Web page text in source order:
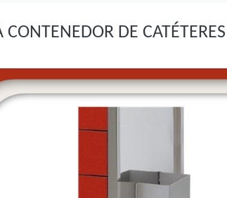
CONTENEDOR DE CATÉTERES